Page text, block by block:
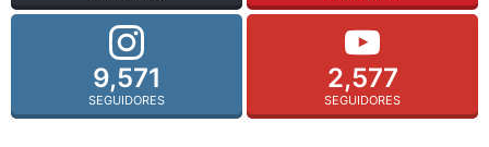
9,571
SEGUIDORES
2,577
SEGUIDORES